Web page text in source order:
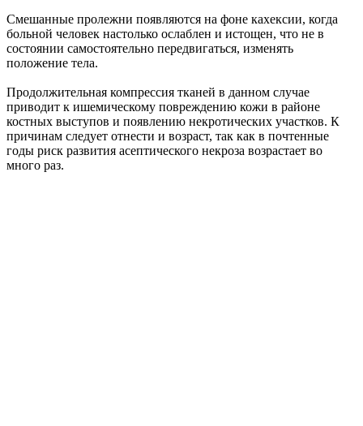
Смешанные пролежни появляются на фоне кахексии, когда
больной человек настолько ослаблен и истощен, что не в
состоянии самостоятельно передвигаться, изменять
положение тела.
Продолжительная компрессия тканей в данном случае
приводит к ишемическому повреждению кожи в районе
костных выступов и появлению некротических участков. К
причинам следует отнести и возраст, так как в почтенные
годы риск развития асептического некроза возрастает во
много раз.